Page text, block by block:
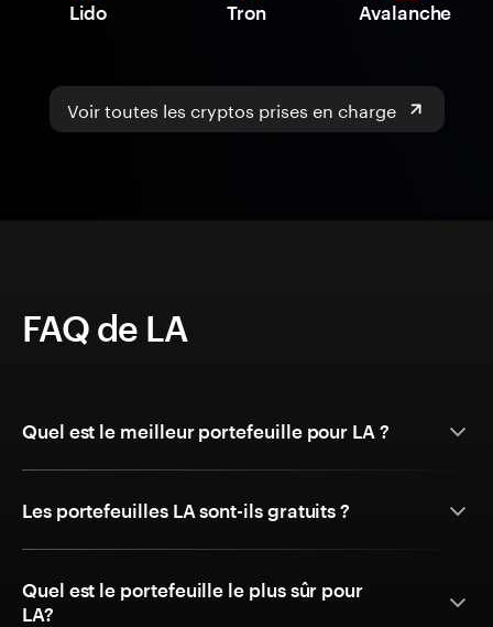
Lido Tron Avalanche
Voir toutes les cryptos prises en charge
FAQ de LA
Quel est le meilleur portefeuille pour LA ?
Les portefeuilles LA sont-ils gratuits ?
Quel est le portefeuille le plus sûr pour
LA?